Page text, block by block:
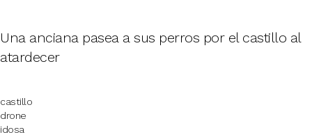
Una anciana pasea a sus perros por el castillo al
atardecer
castillo
drone
idosa